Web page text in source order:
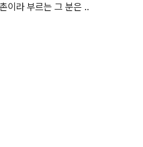
이라 부르는 그 분은 ..